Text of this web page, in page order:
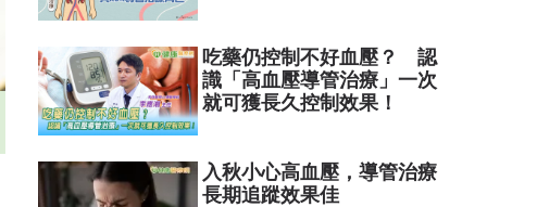
吃藥仍控制不好血壓？ 認
識「高血壓導管治療」一次
就可獲長久控制效果！
入秋小心高血壓，導管治療
長期追蹤效果佳